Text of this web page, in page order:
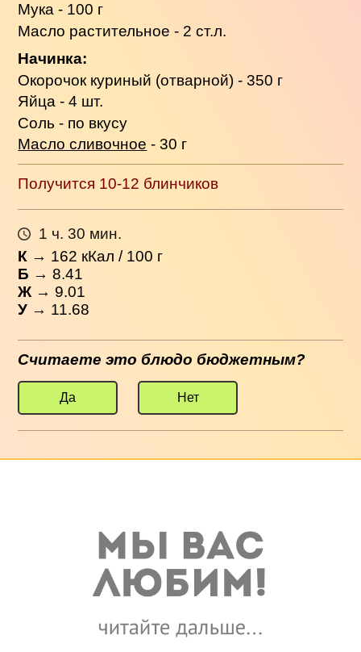
Мука - 100 г
Масло растительное - 2 ст.л.
Начинка:
Окорочок куриный (отварной) - 350 г
Яйца - 4 шт.
Соль - по вкусу
Масло сливочное - 30 г
Получится 10-12 блинчиков
1 ч. 30 мин.
К → 162 кКал / 100 г
Б → 8.41
Ж → 9.01
У → 11.68
Считаете это блюдо бюджетным?
Да Нет